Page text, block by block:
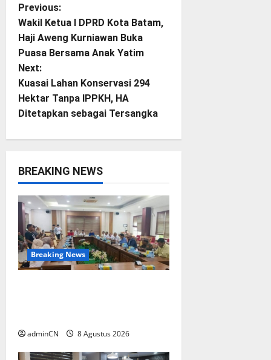
P
o
s
t
n
a
v
i
g
a
t
n
Previous:
Wakil Ketua I DPRD Kota Batam,
Haji Aweng Kurniawan Buka
Puasa Bersama Anak Yatim
Next:
Kuasai Lahan Konservasi 294
Hektar Tanpa IPPKH, HA
Ditetapkan sebagai Tersangka
BREAKING NEWS
Breaking News
adminCN 8 Agustus 2026